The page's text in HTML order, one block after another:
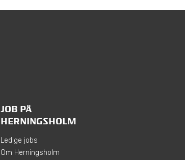
JOB PÅ
HERNINGSHOLM
Ledige jobs
Om Herningsholm